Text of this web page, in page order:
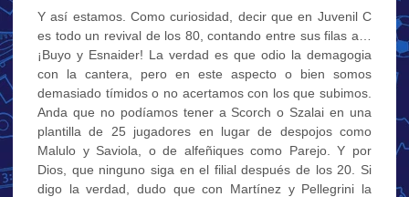
Y así estamos. Como curiosidad, decir que en Juvenil C
es todo un revival de los 80, contando entre sus filas a…
¡Buyo y Esnaider! La verdad es que odio la demagogia
con la cantera, pero en este aspecto o bien somos
demasiado tímidos o no acertamos con los que subimos.
Anda que no podíamos tener a Scorch o Szalai en una
plantilla de 25 jugadores en lugar de despojos como
Malulo y Saviola, o de alfeñiques como Parejo. Y por
Dios, que ninguno siga en el filial después de los 20. Si
digo la verdad, dudo que con Martínez y Pellegrini la